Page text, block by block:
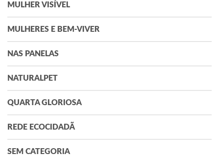
MULHER VISÍVEL
MULHERES E BEM-VIVER
NAS PANELAS
NATURALPET
QUARTA GLORIOSA
REDE ECOCIDADÃ
SEM CATEGORIA